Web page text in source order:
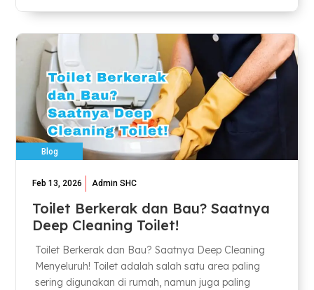
Blog
Feb 13, 2026 Admin SHC
Toilet Berkerak dan Bau? Saatnya
Deep Cleaning Toilet!
Toilet Berkerak dan Bau? Saatnya Deep Cleaning
Menyeluruh! Toilet adalah salah satu area paling
sering digunakan di rumah, namun juga paling